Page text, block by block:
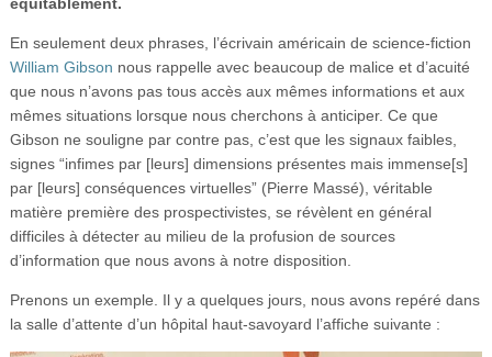
Se connecter
En seulement deux phrases, l’écrivain américain de science-fiction
William Gibson nous rappelle avec beaucoup de malice et d’acuité
que nous n’avons pas tous accès aux mêmes informations et aux
mêmes situations lorsque nous cherchons à anticiper. Ce que
Gibson ne souligne par contre pas, c’est que les signaux faibles,
signes “infimes par [leurs] dimensions présentes mais immense[s]
par [leurs] conséquences virtuelles” (Pierre Massé), véritable
matière première des prospectivistes, se révèlent en général
difficiles à détecter au milieu de la profusion de sources
d’information que nous avons à notre disposition.
Prenons un exemple. Il y a quelques jours, nous avons repéré dans
la salle d’attente d’un hôpital haut-savoyard l’affiche suivante :